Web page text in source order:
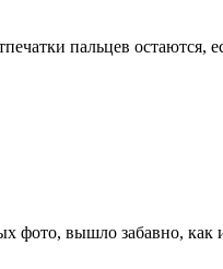
пальцев остаются,
вышло забавно, как